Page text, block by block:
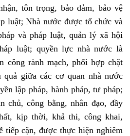
tôn trọng, bảo đảm, bảo vệ
luật; Nhà nước được tổ chức và
và pháp luật, quản lý xã hội
luật; quyền lực nhà nước là
công rành mạch, phối hợp chặt
quả giữa các cơ quan nhà nước
lập pháp, hành pháp, tư pháp;
chủ, công bằng, nhân đạo, đầy
kịp thời, khả thi, công khai,
tiếp cận, được thực hiện nghiêm